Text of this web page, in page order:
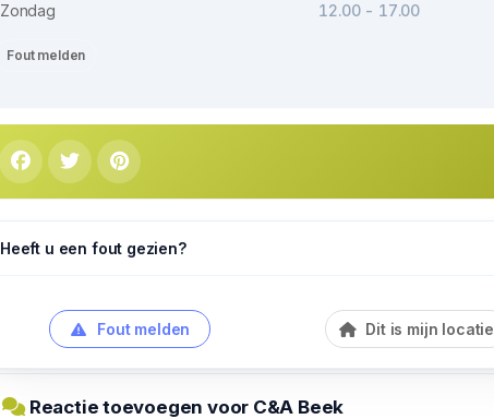
Zondag 12.00 - 17.00
Fout melden
Heeft u een fout gezien?
Fout melden Dit is mijn locatie
Reactie toevoegen voor C&A Beek